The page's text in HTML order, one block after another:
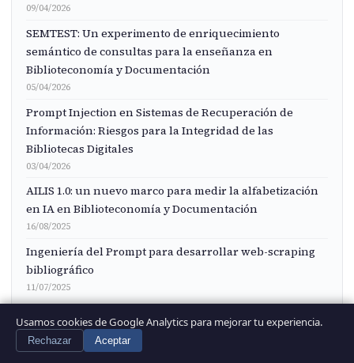
09/04/2026
SEMTEST: Un experimento de enriquecimiento
semántico de consultas para la enseñanza en
Biblioteconomía y Documentación
05/04/2026
Prompt Injection en Sistemas de Recuperación de
Información: Riesgos para la Integridad de las
Bibliotecas Digitales
03/04/2026
AILIS 1.0: un nuevo marco para medir la alfabetización
en IA en Biblioteconomía y Documentación
16/08/2025
Ingeniería del Prompt para desarrollar web-scraping
bibliográfico
11/07/2025
CATEGORÍAS
Usamos cookies de Google Analytics para mejorar tu experiencia.
Rechazar Aceptar